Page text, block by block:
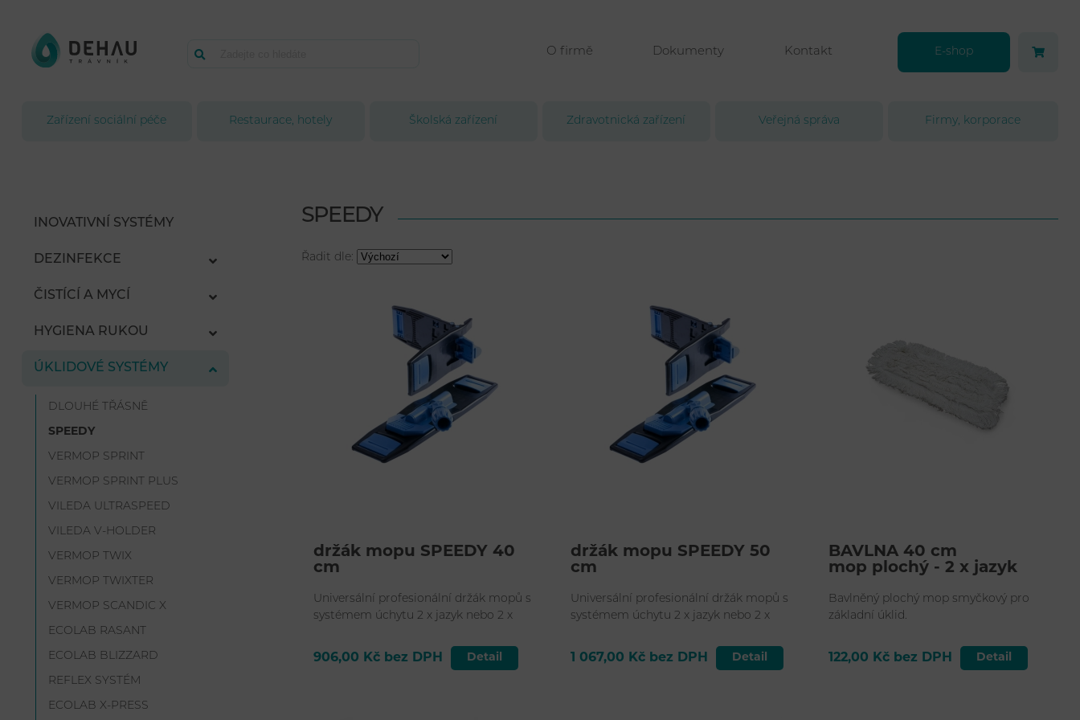
O firmě Dokumenty Kontakt E-shop
Zařízení sociální péče Restaurace, hotely Školská zařízení Zdravotnická zařízení Veřejná správa Firmy, korporace
INOVATIVNÍ SYSTÉMY
DEZINFEKCE
ČISTÍCÍ A MYCÍ
HYGIENA RUKOU
ÚKLIDOVÉ SYSTÉMY
DLOUHÉ TŘÁSNĚ
SPEEDY
VERMOP SPRINT
VERMOP SPRINT PLUS
VILEDA ULTRASPEED
VILEDA V-HOLDER
VERMOP TWIX
VERMOP TWIXTER
VERMOP SCANDIC X
ECOLAB RASANT
ECOLAB BLIZZARD
REFLEX SYSTÉM
ECOLAB X-PRESS
SPEEDY
Řadit dle:
držák mopu SPEEDY 40
cm
Universální profesionální držák mopů s
systémem úchytu 2 x jazyk nebo 2 x
906,00 Kč bez DPH Detail
držák mopu SPEEDY 50
cm
Universální profesionální držák mopů s
systémem úchytu 2 x jazyk nebo 2 x
1 067,00 Kč bez DPH Detail
BAVLNA 40 cm
mop plochý - 2 x jazyk
Bavlněný plochý mop smyčkový pro
základní úklid.
122,00 Kč bez DPH Detail